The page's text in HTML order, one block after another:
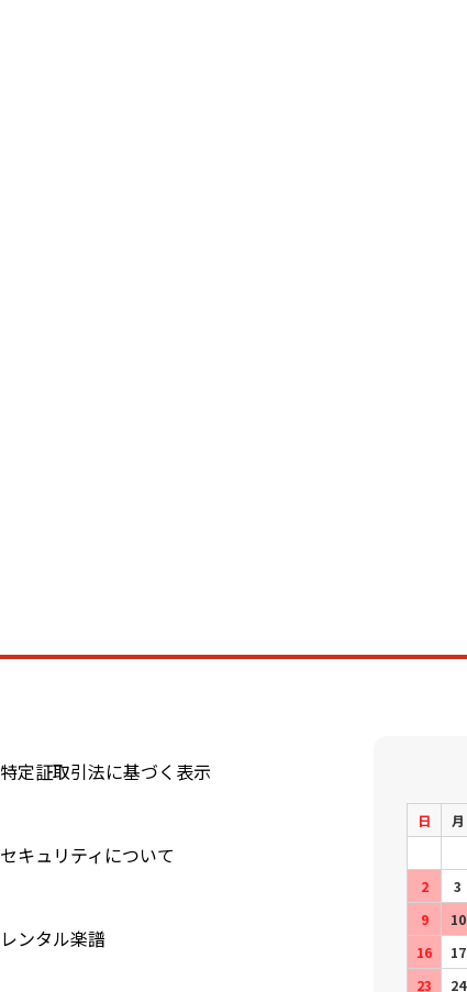
特定証取引法に基づく表示
セキュリティについて
レンタル楽譜
日 月
2
3
9
10
16
17
23
24